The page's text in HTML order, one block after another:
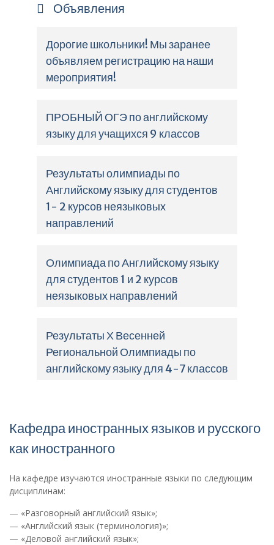
Объявления
Дорогие школьники! Мы заранее
объявляем регистрацию на наши
мероприятия!
ПРОБНЫЙ ОГЭ по английскому
языку для учащихся 9 классов
Результаты олимпиады по
Английскому языку для студентов
1- 2 курсов неязыковых
направлений
Олимпиада по Английскому языку
для студентов 1 и 2 курсов
неязыковых направлений
Результаты Х Весенней
Региональной Олимпиады по
английскому языку для 4-7 классов
Кафедра иностранных языков и русского
как иностранного
На кафедре изучаются иностранные языки по следующим
дисциплинам:
— «Разговорный английский язык»;
— «Английский язык (терминология)»;
— «Деловой английский язык»;